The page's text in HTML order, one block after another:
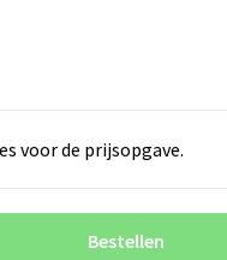
voor de prijsopgave.
Bestellen